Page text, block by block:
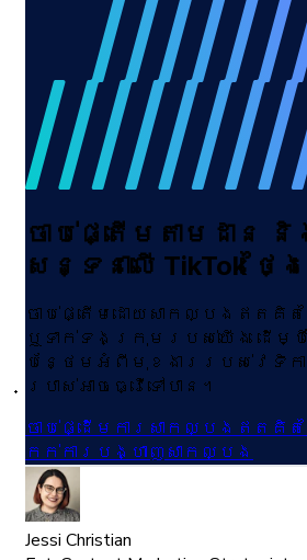
ចាប់ផ្តើមតាមដាន និ
សន្ទនាលើ TikTok ថ្ងៃ
ចាប់ផ្តើមដោយសាកល្បងឥតគិតថ្
ឬទាក់ទងក្រុមរបស់យើង ដើម្
បន្ថែមអំពីមុខងាររបស់វេទិក
ប្រាស់អាចធ្វើទៅបាន។
ចាប់ផ្ដើមការសាកល្បងឥតគិត
កក់ការបង្ហាញសាកល្បង
Jessi Christian